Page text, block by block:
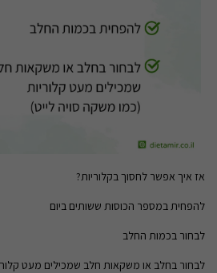
אז איך אפשר לחסוך בקלוריות?
להפחית במספר הכוסות ששותים ביום
לבחור בכמות החלב
לבחור בחלב או משקאות חלב שמכילים מעט